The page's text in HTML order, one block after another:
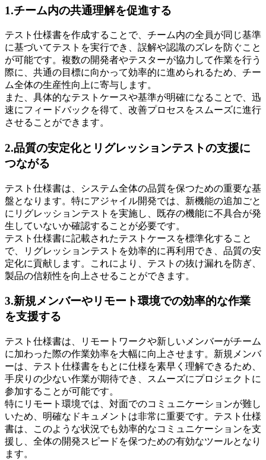
1.チーム内の共通理解を促進する
テスト仕様書を作成することで、チーム内の全員が同じ基準
に基づいてテストを実行でき、誤解や認識のズレを防ぐこと
が可能です。複数の開発者やテスターが協力して作業を行う
際に、共通の目標に向かって効率的に進められるため、チー
ム全体の生産性向上に寄与します。
また、具体的なテストケースや基準が明確になることで、迅
速にフィードバックを得て、改善プロセスをスムーズに進行
させることができます。
2.品質の安定化とリグレッションテストの支援に
つながる
テスト仕様書は、システム全体の品質を保つための重要な基
盤となります。特にアジャイル開発では、新機能の追加ごと
にリグレッションテストを実施し、既存の機能に不具合が発
生していないか確認することが必要です。
テスト仕様書に記載されたテストケースを標準化すること
で、リグレッションテストを効率的に再利用でき、品質の安
定化に貢献します。これにより、テストの抜け漏れを防ぎ、
製品の信頼性を向上させることができます。
3.新規メンバーやリモート環境での効率的な作業
を支援する
テスト仕様書は、リモートワークや新しいメンバーがチーム
に加わった際の作業効率を大幅に向上させます。新規メンバ
ーは、テスト仕様書をもとに仕様を素早く理解できるため、
手戻りの少ない作業が期待でき、スムーズにプロジェクトに
参加することが可能です。
特にリモート環境では、対面でのコミュニケーションが難し
いため、明確なドキュメントは非常に重要です。テスト仕様
書は、このような状況でも効率的なコミュニケーションを支
援し、全体の開発スピードを保つための有効なツールとなり
ます。